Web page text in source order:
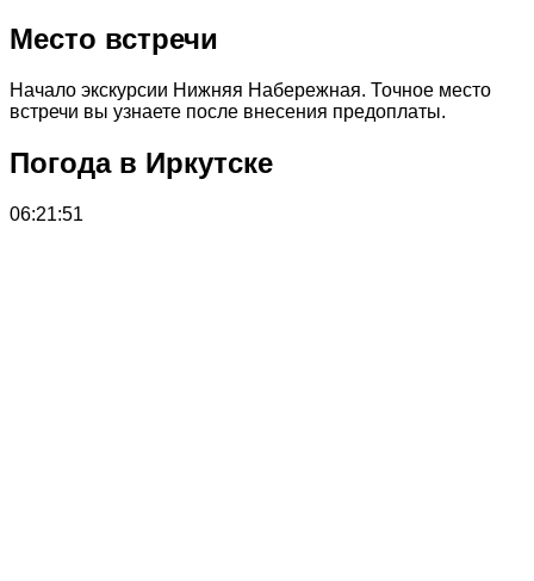
Место встречи
Начало экскурсии Нижняя Набережная. Точное место
встречи вы узнаете после внесения предоплаты.
Погода в Иркутске
06:21:51